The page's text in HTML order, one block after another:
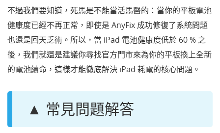
不過我們要知道，死馬是不能當活馬醫的：當你的平板電池
健康度已經不再正常，即使是 AnyFix 成功修復了系統問題
也還是回天乏術。所以，當 iPad 電池健康度低於 60 % 之
後，我們就還是建議你尋找官方門市來為你的平板換上全新
的電池續命，這樣才能徹底解決 iPad 耗電的核心問題。
▲ 常見問題解答